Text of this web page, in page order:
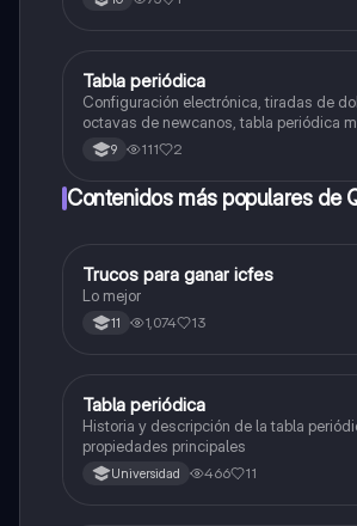
Química
Tabla periódica
Configuración electrónica, tiradas de
octavas de newcanos, tabla periódica
periodica
9 111 2
Contenidos más populares de
Química
Trucos para ganar icfes
Lo mejor
11 1,074 13
Química
Tabla periódica
Historia y descripción de la tabla
propiedades principales
Universidad 466 11